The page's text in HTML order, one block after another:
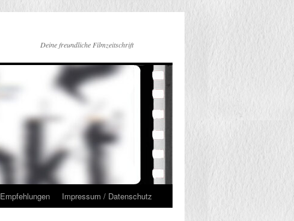
Deine freundliche Filmzeitschrift
Empfehlungen Impressum / Datenschutz